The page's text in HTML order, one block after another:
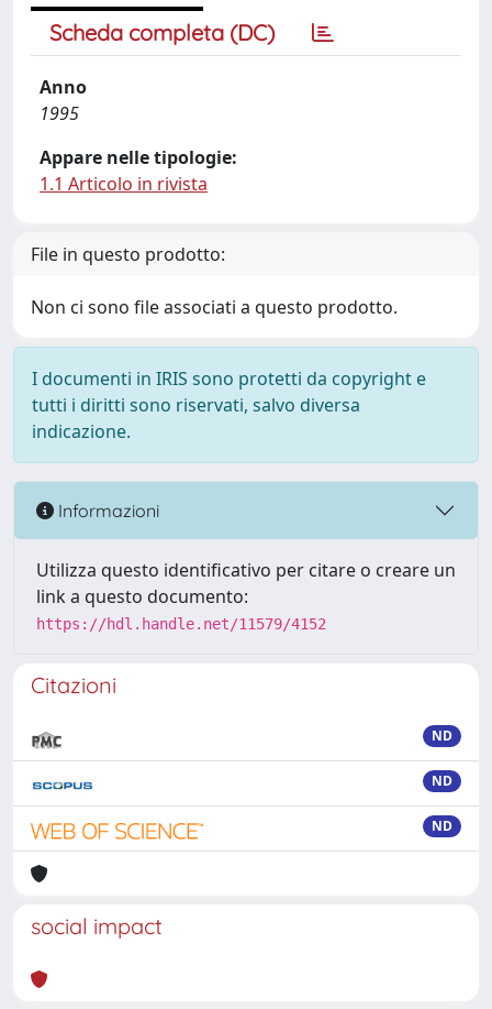
Scheda completa (DC)
Anno
1995
Appare nelle tipologie:
1.1 Articolo in rivista
File in questo prodotto:
Non ci sono file associati a questo prodotto.
I documenti in IRIS sono protetti da copyright e
tutti i diritti sono riservati, salvo diversa
indicazione.
Informazioni
Utilizza questo identificativo per citare o creare un
link a questo documento:
https://hdl.handle.net/11579/4152
Citazioni
ND
ND
ND
social impact